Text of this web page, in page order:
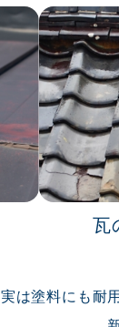
瓦
実は塗料にも耐